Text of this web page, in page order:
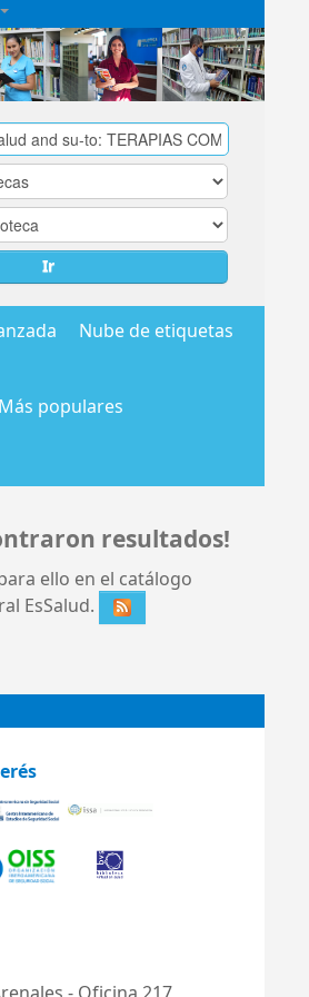
Ir
Nube de etiquetas
Más populares
resultados!
ello en el catálogo
EsSalud.